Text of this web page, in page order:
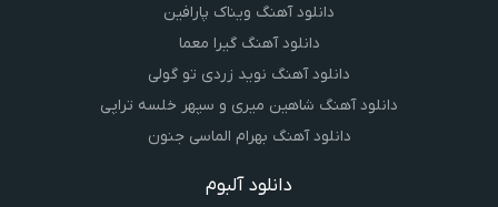
دانلود آهنگ ویناک پارافین
دانلود آهنگ گیرا معما
دانلود آهنگ نوید زردی تو گولی
دانلود آهنگ شاهین میری و سپهر خلسه تراپی
دانلود آهنگ بهرام الماسی جنون
دانلود آلبوم